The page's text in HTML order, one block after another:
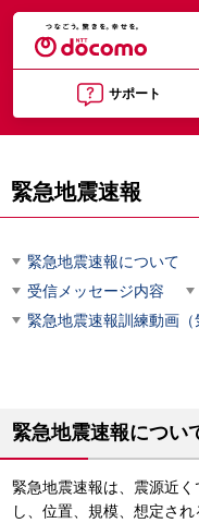
サポート
緊急地震速報
緊急地震速報について
受信メッセージ内容
緊急地震速報訓練動画（
緊急地震速報につい
緊急地震速報は、震源近
し、位置、規模、想定さ